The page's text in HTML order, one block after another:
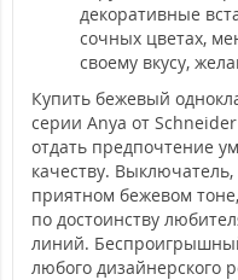
декоративные
сочных цветах,
своему вкусу,
Купить бежевый
серии Anya от
отдать предпочтение
качеству.
приятном бежевом
по достоинству
линий.
любого дизайнерского